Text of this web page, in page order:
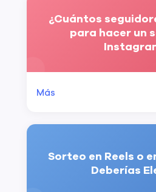
¿Cuántos
para hacer un
Más
Sorteo en Reels o
Deberías